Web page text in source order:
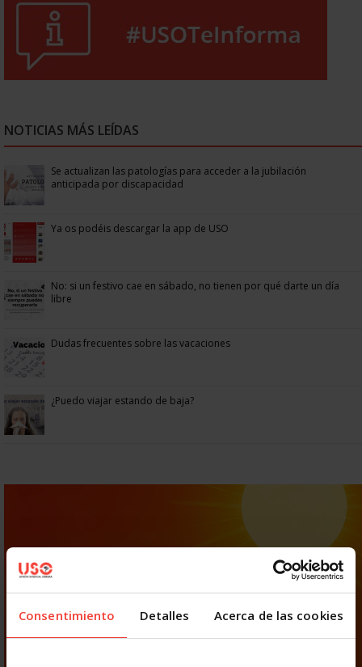
Consentimiento Detalles Acerca de las cookies
NOTICIAS MÁS LEÍDAS
Se actualizan las patologías para acceder a la jubilación
anticipada por discapacidad
Ya os podéis descargar la app de USO
No: si un festivo cae en sábado, no tienen por qué darte un día
libre
Dudas frecuentes sobre las vacaciones
¿Puedo viajar estando de baja?